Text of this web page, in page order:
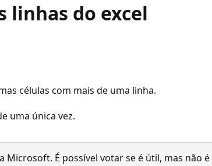
linhas do excel
células com mais de uma linha.
uma única vez.
É possível votar se é útil, mas não